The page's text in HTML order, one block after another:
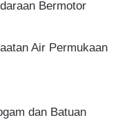
Bermotor
Air Permukaan
dan Batuan